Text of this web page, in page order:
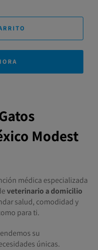
Modest
médica especializada
veterinario a domicilio
salud, comodidad y
para ti.
su
únicas.